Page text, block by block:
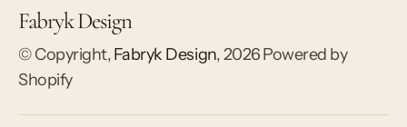
Fabryk Design
© Copyright,Fabryk Design,2026Powered by
Shopify